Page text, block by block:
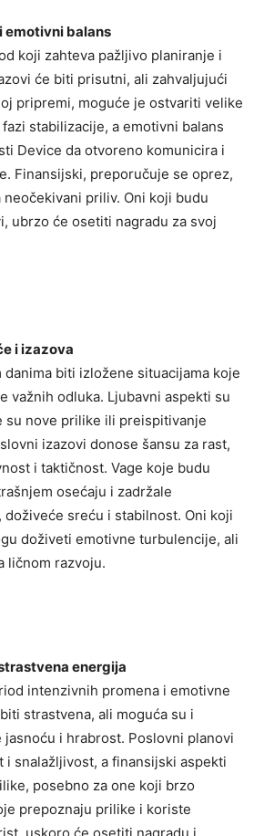
emotivni balans
koji zahteva pažljivo planiranje i
će biti prisutni, ali zahvaljujući
pripremi, moguće je ostvariti velike
stabilizacije, a emotivni balans
Device da otvoreno komunicira i
Finansijski, preporučuje se oprez,
priliv. Oni koji budu
ubrzo će osetiti nagradu za svoj
i izazova
danima biti izložene situacijama koje
važnih odluka. Ljubavni aspekti su
su nove prilike ili preispitivanje
izazovi donose šansu za rast,
i taktičnost. Vage koje budu
osećaju i zadržale
doživeće sreću i stabilnost. Oni koji
doživeti emotivne turbulencije, ali
ličnom razvoju.
energija
intenzivnih promena i emotivne
strastvena, ali moguća su i
jasnoću i hrabrost. Poslovni planovi
i snalažljivost, a finansijski aspekti
posebno za one koji brzo
prepoznaju prilike i koriste